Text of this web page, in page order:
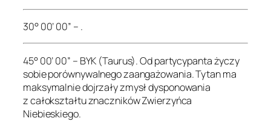
30° 00’ 00” – .
45° 00’ 00” – BYK (Taurus). Od partycypanta życzy
sobie porównywalnego zaangażowania. Tytan ma
maksymalnie dojrzały zmysł dysponowania
z całokształtu znaczników Zwierzyńca
Niebieskiego.